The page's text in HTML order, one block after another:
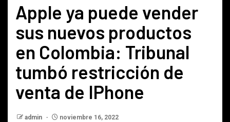
Apple ya puede vender
sus nuevos productos
en Colombia: Tribunal
tumbó restricción de
venta de IPhone
admin noviembre 16, 2022